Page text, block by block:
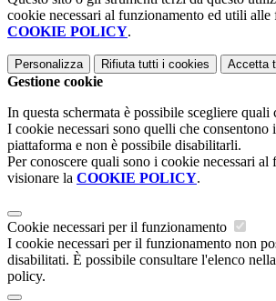
cookie necessari al funzionamento ed utili
COOKIE POLICY.
Personalizza Rifiuta tutti i cookies Accetta
Gestione cookie
In questa schermata è possibile scegliere quali
I cookie necessari sono quelli che consentono
piattaforma e non è possibile disabilitarli.
Per conoscere quali sono i cookie necessari al
visionare la COOKIE POLICY.
Cookie necessari per il funzionamento
I cookie necessari per il funzionamento non
disabilitati. È possibile consultare l'elenco
policy.